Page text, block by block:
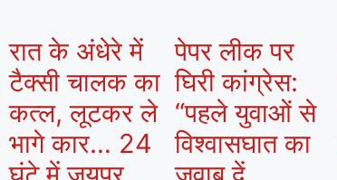
रात के अंधेरे में
टैक्सी चालक का
कत्ल, लूटकर ले
भागे कार… 24
पेपर लीक पर
घिरी कांग्रेस:
“पहले युवाओं से
विश्वासघात का